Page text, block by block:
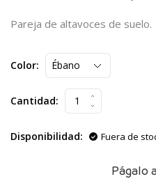
Pareja de altavoces de suelo.
Color:
Cantidad:
Disponibilidad: Fuera de
Págalo